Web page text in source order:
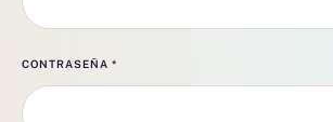
CONTRASEÑA *